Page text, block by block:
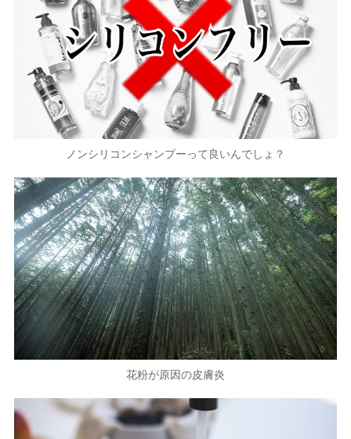
ノンシリコンシャンプーって良いんでしょ？
花粉が原因の皮膚炎